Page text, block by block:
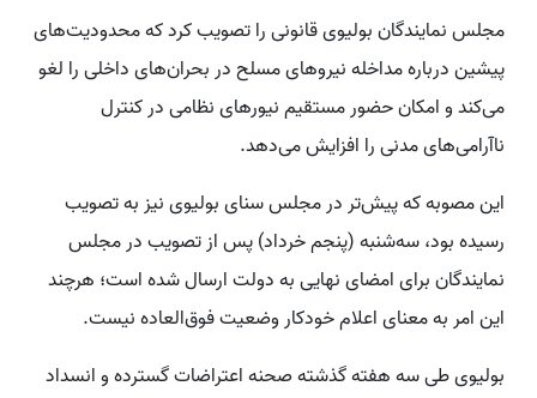
مجلس نمایندگان بولیوی قانونی را تصویب کرد که محدودیت‌های
پیشین درباره مداخله نیروهای مسلح در بحران‌های داخلی را لغو
می‌کند و امکان حضور مستقیم نیورهای نظامی در کنترل
ناآرامی‌های مدنی را افزایش می‌دهد.
این مصوبه که پیش‌تر در مجلس سنای بولیوی نیز به تصویب
رسیده بود، سه‌شنبه (پنجم خرداد) پس از تصویب در مجلس
نمایندگان برای امضای نهایی به دولت ارسال شده است؛ هرچند
این امر به معنای اعلام خودکار وضعیت فوق‌العاده نیست.
بولیوی طی سه هفته گذشته صحنه اعتراضات گسترده و انسداد